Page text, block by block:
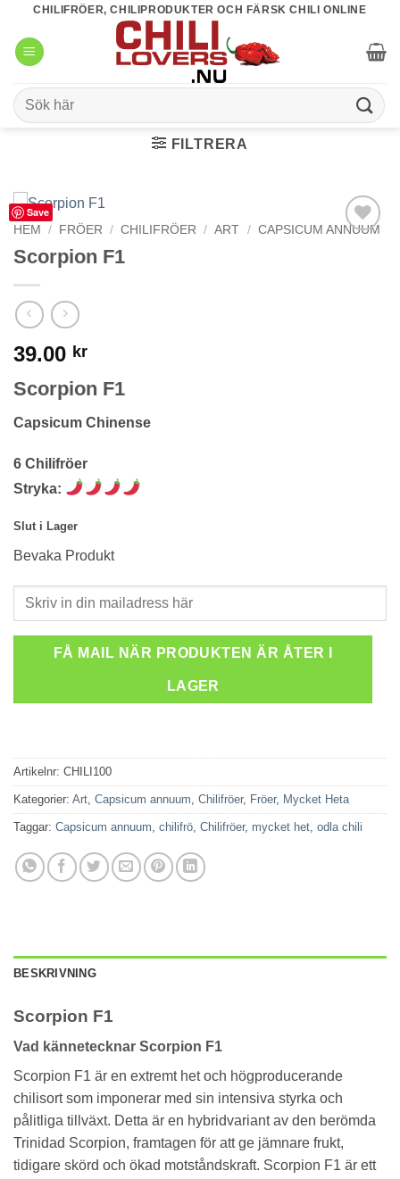
content
CHILIFRÖER, CHILIPRODUKTER OCH FÄRSK CHILI ONLINE
Sök
efter:
FILTRERA
Save
HEM / FRÖER / CHILIFRÖER / ART / CAPSICUM ANNUUM
Scorpion F1
39.00 kr
Scorpion F1
Capsicum Chinense
6 Chilifröer
Stryka:
Slut i Lager
Bevaka Produkt
FÅ MAIL NÄR PRODUKTEN ÄR ÅTER I
LAGER
Artikelnr: CHILI100
Kategorier: Art Capsicum annuum Chilifröer, Fröer, Mycket Heta
Taggar: Capsicum annuum chilifrö Chilifröer, mycket het odla chili
BESKRIVNING
Scorpion F1
Vad kännetecknar Scorpion F1
Scorpion F1 är en extremt het och högproducerande
chilisort som imponerar med sin intensiva styrka och
pålitliga tillväxt. Detta är en hybridvariant av den berömda
Trinidad Scorpion, framtagen för att ge jämnare frukt,
tidigare skörd och ökad motståndskraft. Scorpion F1 är ett